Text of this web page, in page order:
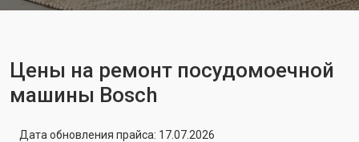
Цены на ремонт посудомоечной
машины Bosch
Дата обновления прайса: 17.07.2026